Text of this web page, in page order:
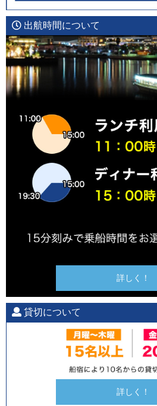
出航時間について
詳しく！
貸切について
詳しく！